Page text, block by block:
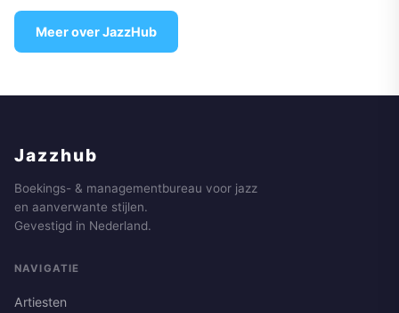
Meer over JazzHub
Jazzhub
Boekings- & managementbureau voor jazz
en aanverwante stijlen.
Gevestigd in Nederland.
NAVIGATIE
Artiesten